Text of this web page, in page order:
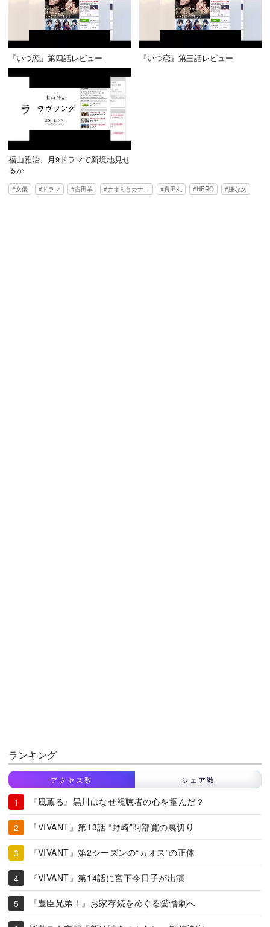
『いつ恋』第四話レビュー 『いつ恋』第三話レビュー
福山雅治、月9ドラマで新境地見せ
るか
女優 ドラマ 吉田羊 ナオミとカナコ 真田丸 HERO 嫌な女
ランキング
アクセス数 シェア数
『風薫る』黒川はなぜ視聴者の心を掴んだ？
『VIVANT』第13話 “野崎”阿部寛の裏切り
『VIVANT』第2シーズンの“カオス”の正体
『VIVANT』第14話に宮下今日子が出演
『豊臣兄弟！』お家存続をめぐる愛憎劇へ